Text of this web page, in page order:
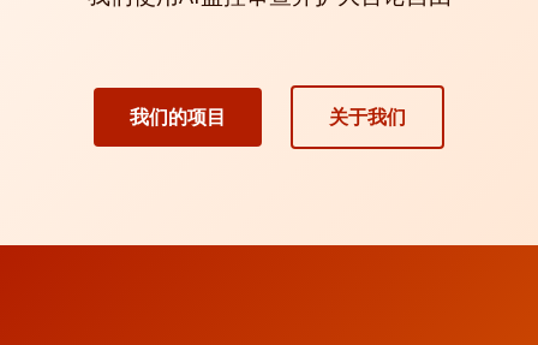
我们的项目 关于我们